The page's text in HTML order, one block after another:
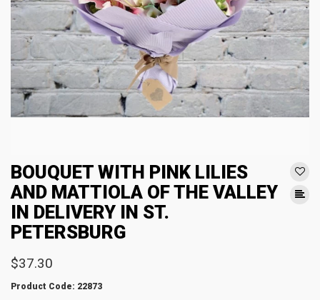
BOUQUET WITH PINK LILIES
AND MATTIOLA OF THE VALLEY
IN DELIVERY IN ST.
PETERSBURG
$37.30
Product Code: 22873